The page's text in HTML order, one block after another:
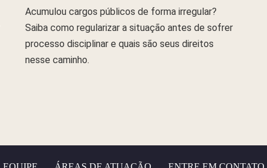
Acumulou cargos públicos de forma irregular?
Saiba como regularizar a situação antes de sofrer
processo disciplinar e quais são seus direitos
nesse caminho.